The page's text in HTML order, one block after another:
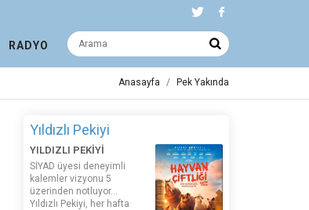
RADYO
Anasayfa Pek Yakında
Yıldızlı Pekiyi
YILDIZLI PEKİYİ
SİYAD üyesi deneyimli
kalemler vizyonu 5
üzerinden notluyor...
Yıldızlı Pekiyi, her hafta